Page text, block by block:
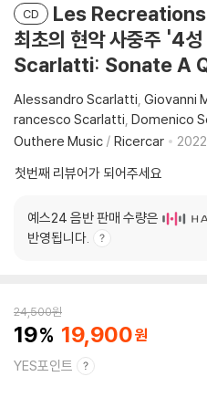
CD
Les Recreations
최초의 현악 사중주 '4
Scarlatti: Sonate A
Alessandro Scarlatti Giovanni
rancesco Scarlatti Domenico
Outhere Music / Ricercar
첫번째 리뷰어가 되어주세요
예스24 음반 판매 수량은
반영됩니다.
24,500원
19 19,900
YES포인트